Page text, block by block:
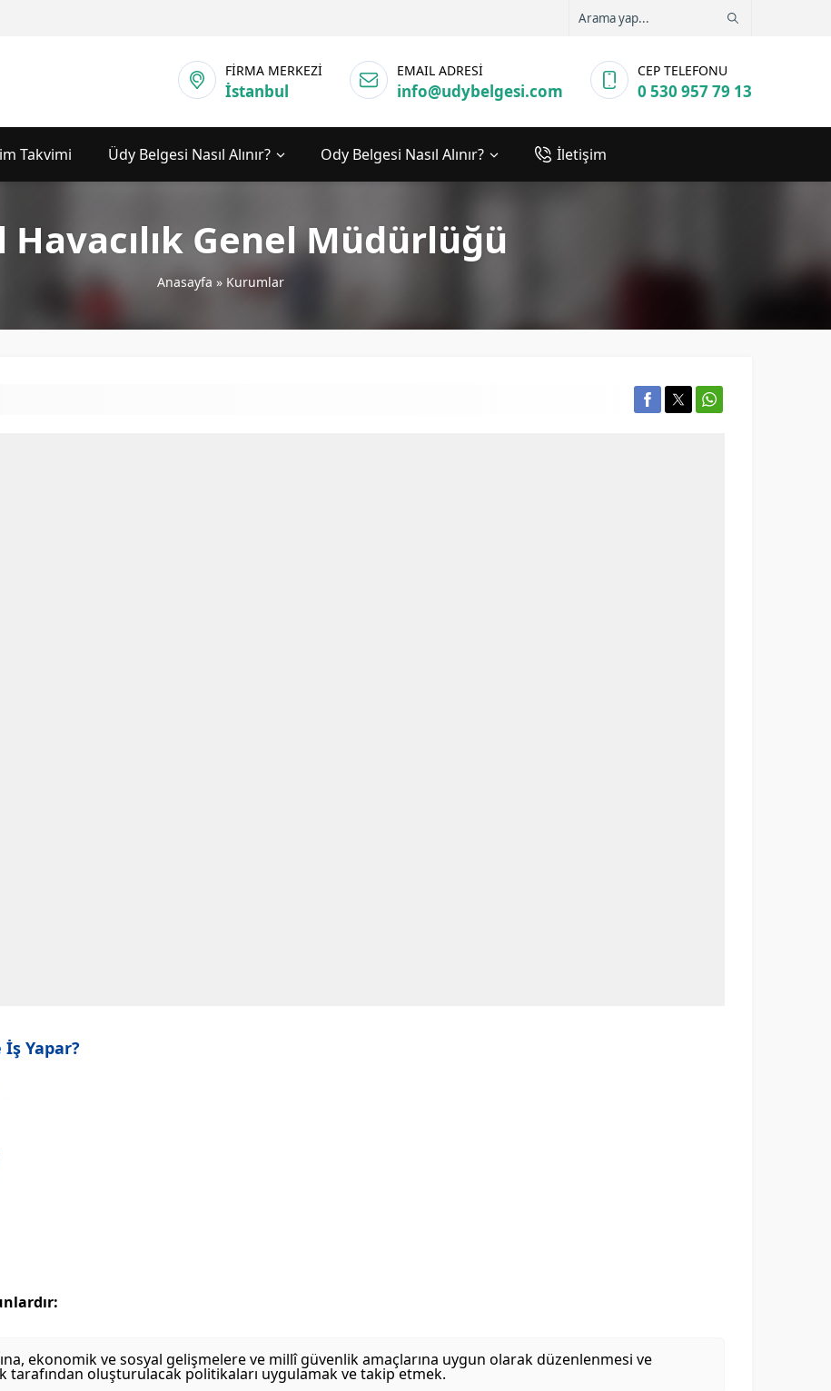
FİRMA MERKEZİ
İstanbul
EMAIL ADRESİ
info@udybelgesi.com
CEP TELEFONU
0 530 957 79 13
Takvimi Üdy Belgesi Nasıl Alınır? Ody Belgesi Nasıl Alınır? İletişim
Havacılık Genel Müdürlüğü
Anasayfa » Kurumlar
Yapar?
ekonomik ve sosyal gelişmelere ve millî güvenlik amaçlarına uygun olarak düzenlenmesi ve
tarafından oluşturulacak politikaları uygulamak ve takip etmek.